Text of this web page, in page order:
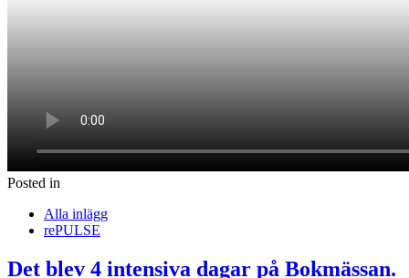
Posted in
Alla inlägg
rePULSE
Det blev 4 intensiva dagar på Bokmässan.